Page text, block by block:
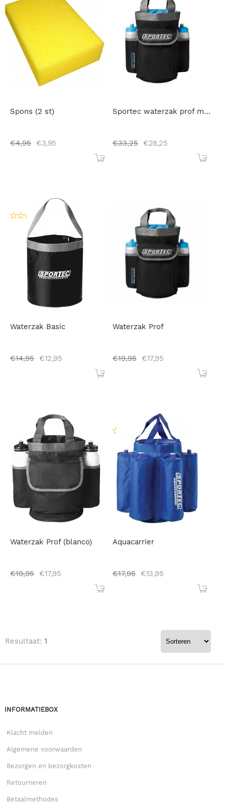
Spons (2 st)
€4,95 €3,95
Sportec waterzak prof met bidons en spons
€33,25 €28,25
Waterzak Basic
€14,95 €12,95
Waterzak Prof
€19,95 €17,95
Waterzak Prof (blanco)
€19,95 €17,95
Aquacarrier
€17,95 €13,95
Resultaat: 1
INFORMATIEBOX
Klacht melden
Algemene voorwaarden
Bezorgen en bezorgkosten
Retourneren
Betaalmethodes